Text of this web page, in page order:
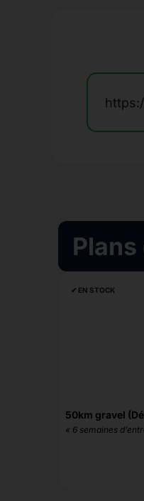
✔︎ EN STOCK
50km gravel
« 6 semaines